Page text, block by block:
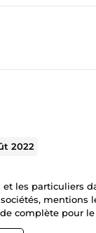
2022
les particuliers
mentions
complète pour
pour